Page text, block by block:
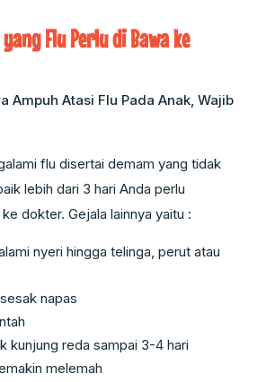
Flu Perlu di Bawa ke
flu disertai demam yang tidak
lebih dari 3 hari Anda perlu
dokter. Gejala lainnya yaitu :
nyeri hingga telinga, perut atau
napas
kunjung reda sampai 3-4 hari
melemah